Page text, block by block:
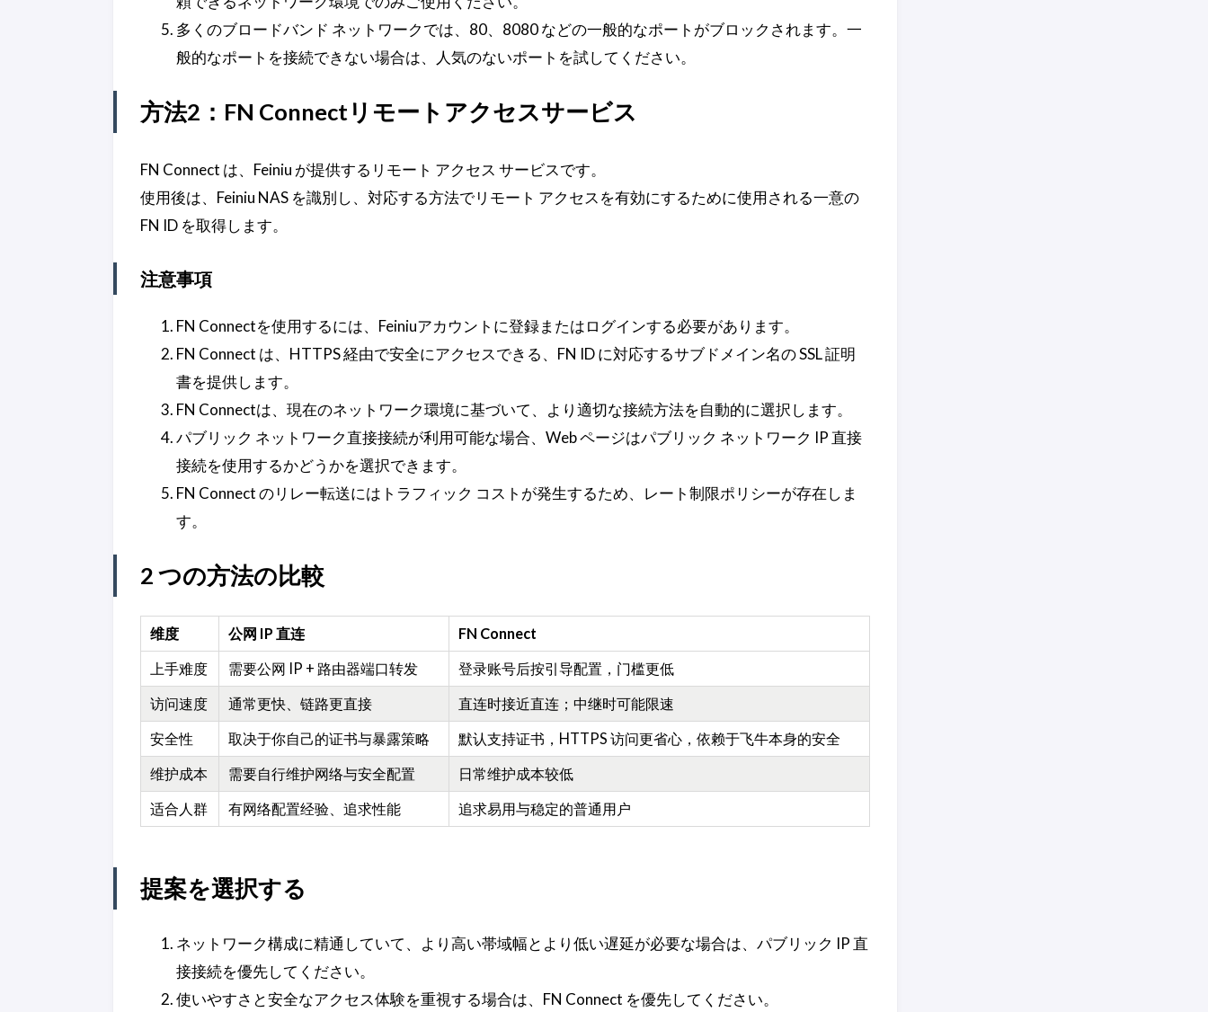
多くのブロードバンド ネットワークでは、80、8080 などの一般的なポートがブロックされます。一
般的なポートを接続できない場合は、人気のないポートを試してください。
方法2：FN Connectリモートアクセスサービス
FN Connect は、Feiniu が提供するリモート アクセス サービスです。
使用後は、Feiniu NAS を識別し、対応する方法でリモート アクセスを有効にするために使用される一意の
FN ID を取得します。
注意事項
FN Connectを使用するには、Feiniuアカウントに登録またはログインする必要があります。
FN Connect は、HTTPS 経由で安全にアクセスできる、FN ID に対応するサブドメイン名の SSL 証明
書を提供します。
FN Connectは、現在のネットワーク環境に基づいて、より適切な接続方法を自動的に選択します。
パブリック ネットワーク直接接続が利用可能な場合、Web ページはパブリック ネットワーク IP 直接
接続を使用するかどうかを選択できます。
FN Connect のリレー転送にはトラフィック コストが発生するため、レート制限ポリシーが存在しま
す。
2 つの方法の比較
维度 公网 IP 直连 FN Connect
上手难度 需要公网 IP + 路由器端口转发 登录账号后按引导配置，门槛更低
访问速度 通常更快、链路更直接 直连时接近直连；中继时可能限速
安全性 取决于你自己的证书与暴露策略 默认支持证书，HTTPS 访问更省心，依赖于飞牛本身的安全
维护成本 需要自行维护网络与安全配置 日常维护成本较低
适合人群 有网络配置经验、追求性能 追求易用与稳定的普通用户
提案を選択する
ネットワーク構成に精通していて、より高い帯域幅とより低い遅延が必要な場合は、パブリック IP 直
接接続を優先してください。
使いやすさと安全なアクセス体験を重視する場合は、FN Connect を優先してください。